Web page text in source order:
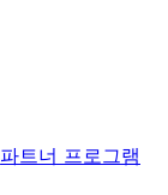
파트너 프로그램